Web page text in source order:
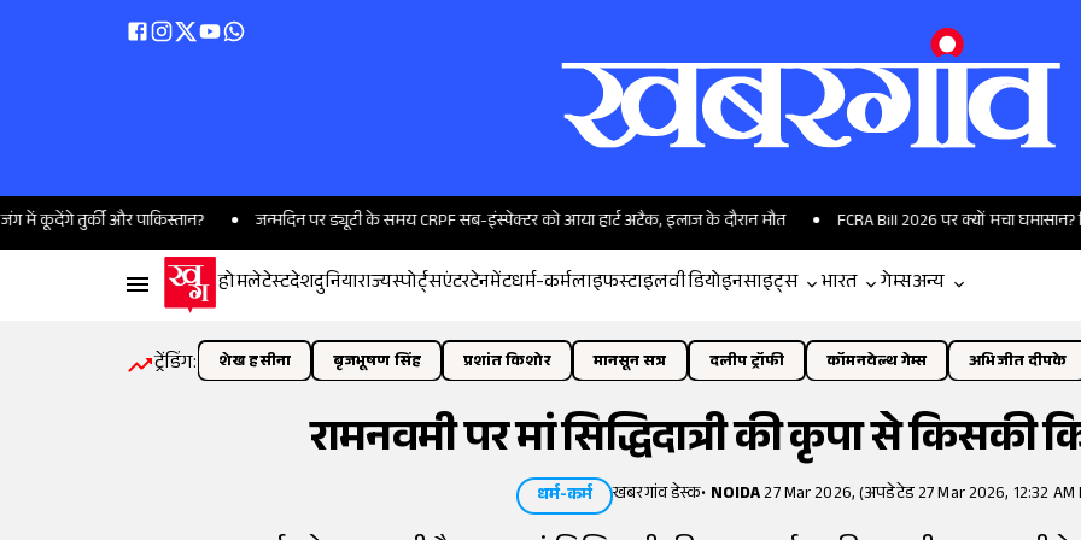
और पाकिस्तान? जन्मदिन पर ड्यूटी के समय CRPF सब-इंस्पेक्टर को आया हार्ट अटैक, इलाज के दौरान मौत FCRA Bill 2026 पर क्यों मचा घमासान? विदेशी
होमलेटेस्टदेशदुनियाराज्यस्पोर्ट्सएंटरटेनमेंटधर्म-कर्मलाइफस्टाइलवीडियोइनसाइट्स भारत गेम्सअन्य
ट्रेंडिंग: शेख हसीना बृजभूषण सिंह प्रशांत किशोर मानसून सत्र दलीप ट्रॉफी कॉमनवेल्थ गेम्स अभिजीत दीपके
रामनवमी पर मां सिद्धिदात्री की कृपा से किसकी
धर्म-कर्म खबरगांव डेस्क• NOIDA27 Mar 2026, (अपडेटेड 27 Mar 2026, 12:32 AM